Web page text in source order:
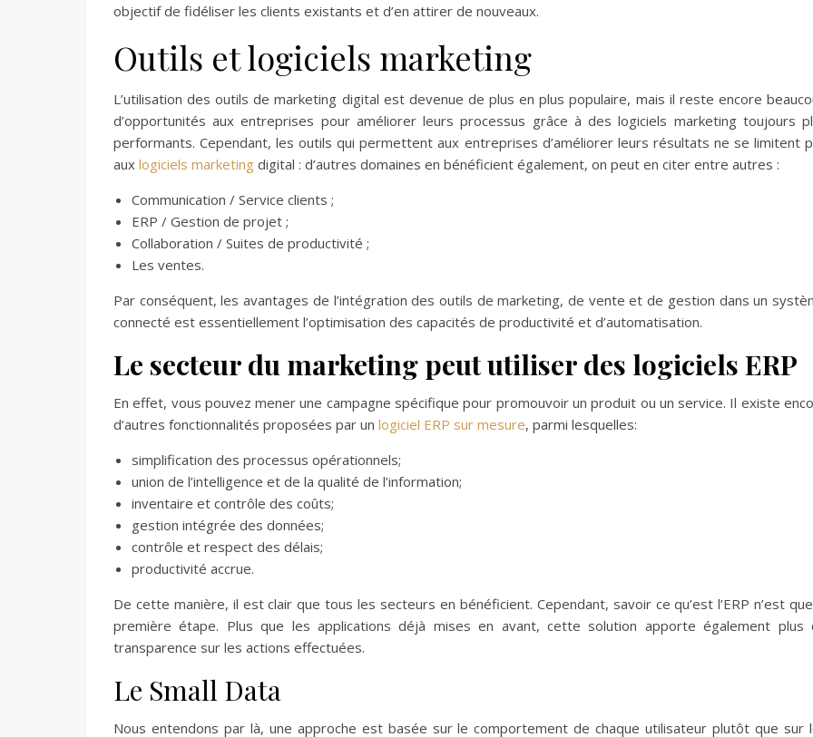
objectif de fidéliser les clients existants et d’en attirer de nouveaux.
Outils et logiciels marketing
L’utilisation des outils de marketing digital est devenue de plus en plus populaire, mais il reste encore
d’opportunités aux entreprises pour améliorer leurs processus grâce à des logiciels marketing toujours
performants. Cependant, les outils qui permettent aux entreprises d’améliorer leurs résultats ne se limitent
aux logiciels marketing digital : d’autres domaines en bénéficient également, on peut en citer entre autres :
Communication / Service clients ;
ERP / Gestion de projet ;
Collaboration / Suites de productivité ;
Les ventes.
Par conséquent, les avantages de l’intégration des outils de marketing, de vente et de gestion dans un
connecté est essentiellement l’optimisation des capacités de productivité et d’automatisation.
Le secteur du marketing peut utiliser des logiciels ERP
En effet, vous pouvez mener une campagne spécifique pour promouvoir un produit ou un service. Il existe
d’autres fonctionnalités proposées par un logiciel ERP sur mesure, parmi lesquelles:
simplification des processus opérationnels;
union de l’intelligence et de la qualité de l’information;
inventaire et contrôle des coûts;
gestion intégrée des données;
contrôle et respect des délais;
productivité accrue.
De cette manière, il est clair que tous les secteurs en bénéficient. Cependant, savoir ce qu’est l’ERP n’est
première étape. Plus que les applications déjà mises en avant, cette solution apporte également plus
transparence sur les actions effectuées.
Le Small Data
Nous entendons par là, une approche est basée sur le comportement de chaque utilisateur plutôt que sur